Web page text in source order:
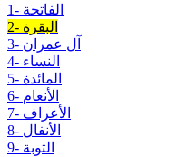
1- الفاتحة
2- البقرة
3- آل عمران
4- النساء
5- المائدة
6- الأنعام
7- الأعراف
8- الأنفال
9- التوبة